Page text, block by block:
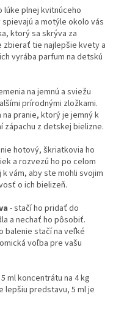
plnej kvitnúceho
a motýle okolo vás
ktorý sa skrýva za
zbierať tie najlepšie kvety a
vyrába parfum na detskú
na jemnú a sviežu
prírodnými zložkami.
pranie, ktorý je jemný k
zápachu z detskej bielizne.
hotový, škriatkovia ho
a rozvezú ho po celom
vám, aby ste mohli svojim
o ich bielizeň.
- stačí ho pridať do
a nechať ho pôsobiť.
balenie stačí na veľké
voľba pre vašu
ml koncentrátu na 4 kg
lepšiu predstavu, 5 ml je